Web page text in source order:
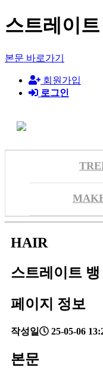
스트레이
본문 바로가기
회원가입
로그인
HAIR
스트레이트 뱅
페이지 정보
작성일 25-05-06
본문